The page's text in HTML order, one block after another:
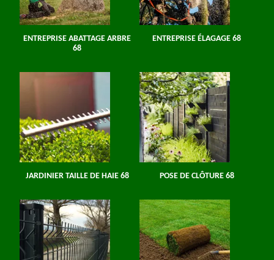
ENTREPRISE ABATTAGE ARBRE
68
ENTREPRISE ÉLAGAGE 68
JARDINIER TAILLE DE HAIE 68 POSE DE CLÔTURE 68